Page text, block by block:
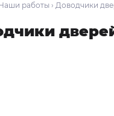
работы › Доводчики